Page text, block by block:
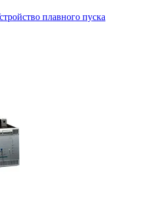
плавного пуска